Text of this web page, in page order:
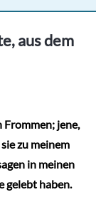
aus dem
Frommen; jene,
zu meinem
in meinen
gelebt haben.